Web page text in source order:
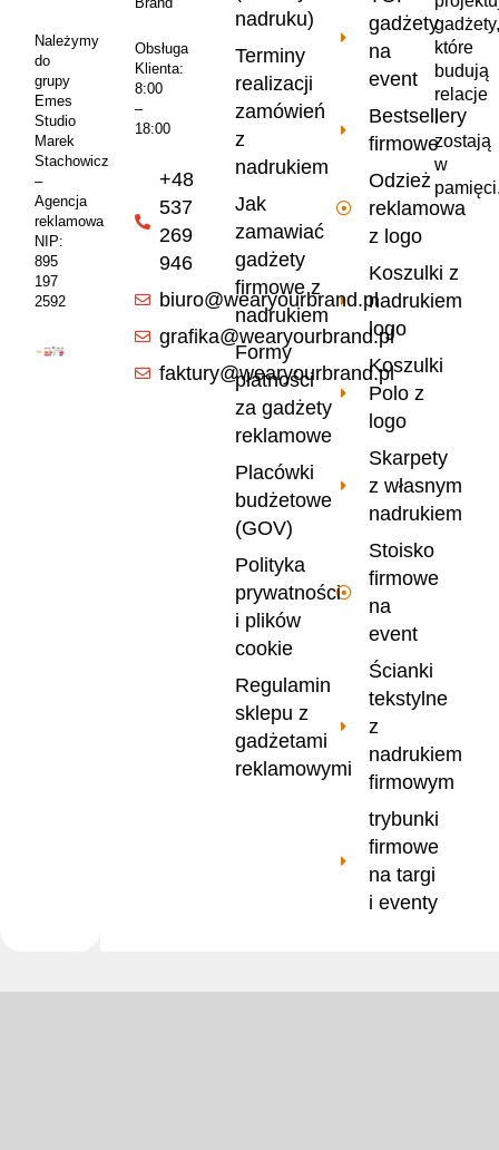
gadżety,
które
budują
relacje
i
zostają
w
gadżety
na
event
Bestsellery
firmowe
Odzież
reklamowa
z logo
Koszulki z
nadrukiem
logo
Koszulki
Polo z
logo
Skarpety
z własnym
nadrukiem
Stoisko
firmowe
na
event
Ścianki
tekstylne
z
nadrukiem
firmowym
trybunki
firmowe
na targi
i eventy
nadruku)
Terminy
realizacji
zamówień
z
nadrukiem
Jak
zamawiać
gadżety
firmowe z
nadrukiem
Formy
płatności
za gadżety
reklamowe
Placówki
budżetowe
(GOV)
Polityka
prywatności
i plików
cookie
Regulamin
sklepu z
gadżetami
reklamowymi
Obsługa
Klienta:
8:00
–
18:00
+48
537
269
946
biuro@wearyourbrand.pl
grafika@wearyourbrand.pl
faktury@wearyourbrand.pl
Należymy
do
grupy
Emes
Studio
Marek
Stachowicz
–
Agencja
reklamowa
NIP:
895
197
2592